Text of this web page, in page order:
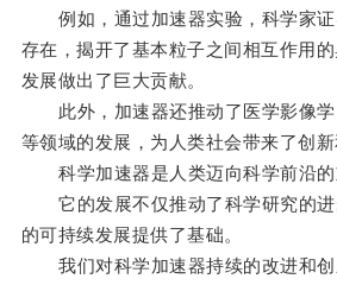
例如，通过加速器实验，科学家证
存在，揭开了基本粒子之间相互作用
发展做出了巨大贡献。
此外，加速器还推动了医学影像学
等领域的发展，为人类社会带来了创新
科学加速器是人类迈向科学前沿的
它的发展不仅推动了科学研究的进
的可持续发展提供了基础。
我们对科学加速器持续的改进和创